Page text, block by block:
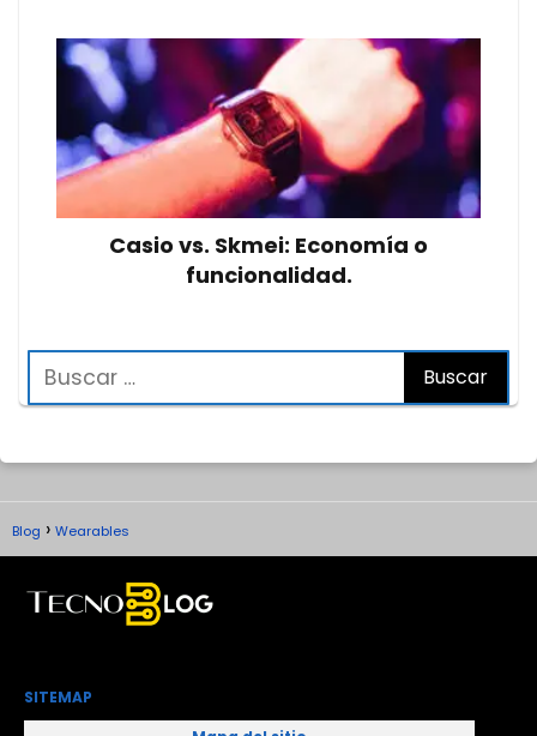
Casio vs. Skmei: Economía o
funcionalidad.
Blog Wearables
SITEMAP